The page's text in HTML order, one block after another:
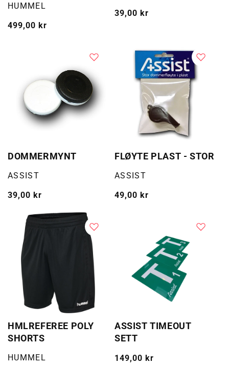
Selger:
HUMMEL
Vanlig
499,00 kr
Vanlig
39,00 kr
DOMMERMYNT
Selger:
ASSIST
Vanlig
39,00 kr
FLØYTE PLAST - STOR
Selger:
ASSIST
Vanlig
49,00 kr
HMLREFEREE POLY
SHORTS
Selger:
HUMMEL
ASSIST TIMEOUT
SETT
Vanlig
149,00 kr